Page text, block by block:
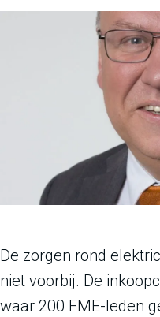
De zorgen rond
niet voorbij. De
waar 200 FME-leden